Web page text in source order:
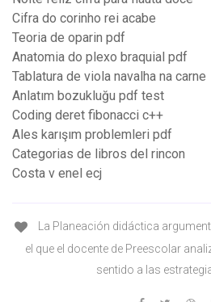
Cifra do corinho rei acabe
Teoria de oparin pdf
Anatomia do plexo braquial pdf
Tablatura de viola navalha na carne
Anlatım bozukluğu pdf test
Coding deret fibonacci c++
Ales karışım problemleri pdf
Categorias de libros del rincon
Costa v enel ecj
La Planeación didáctica
el que el docente de Preescolar
sentido a las